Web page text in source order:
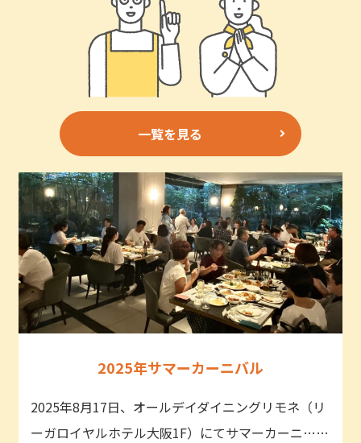
一覧を見る
2025年サマーカーニバル
2025年8月17日、オールデイダイニングリモネ（リ
ーガロイヤルホテル大阪1F）にてサマーカーニ……